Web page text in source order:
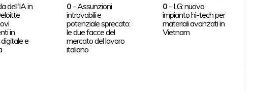
dell'IA in
in
e
0- Assunzioni
introvabili e
potenziale sprecato:
le due facce del
mercato del lavoro
italiano
0 - LG: nuovo
impianto hi-tech per
materiali avanzati in
Vietnam